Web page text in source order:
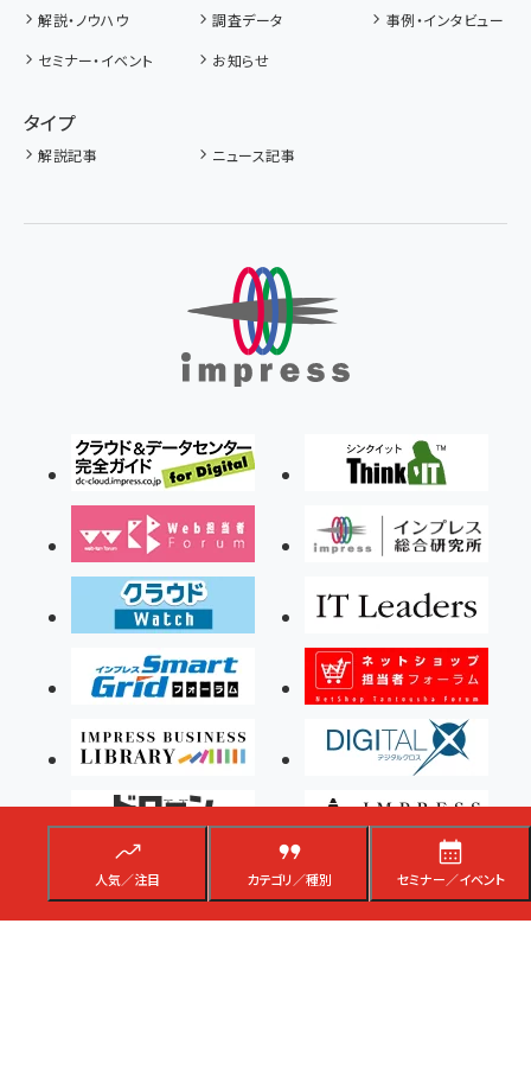
人気／注目 カテゴリ／種別 セミナー／イベント
解説・ノウハウ
調査データ
事例・インタビュー
セミナー・イベント
お知らせ
タイプ
解説記事 ニュース記事